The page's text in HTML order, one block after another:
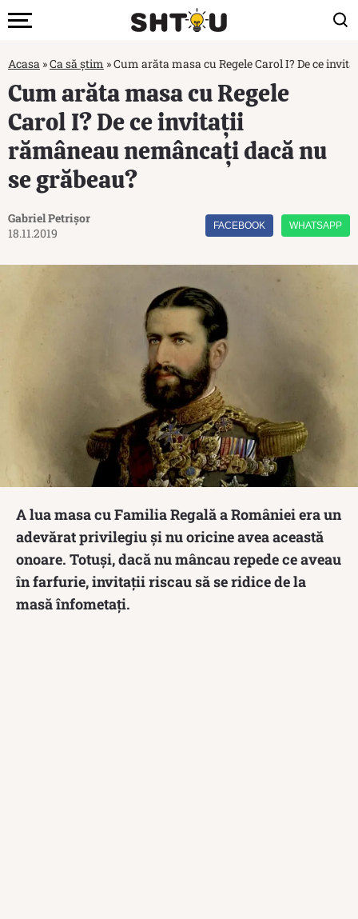
Acasa »Ca să știm »Cum arăta masa cu Regele Carol I? De ce
Cum arăta masa cu Regele
Carol I? De ce invitații
rămâneau nemâncați dacă nu
se grăbeau?
Gabriel Petrișor
18.11.2019
FACEBOOK WHATSAPP
A lua masa cu Familia Regală a României era un
adevărat privilegiu și nu oricine avea această
onoare. Totuși, dacă nu mâncau repede ce aveau
în farfurie, invitații riscau să se ridice de la
masă înfometați.